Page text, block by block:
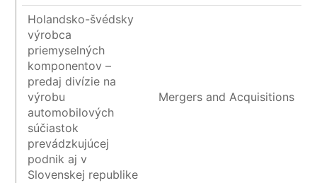
Holandsko-švédsky
výrobca
priemyselných
komponentov –
predaj divízie na
výrobu
automobilových
súčiastok
prevádzkujúcej
podnik aj v
Slovenskej republike
Mergers and Acquisitions